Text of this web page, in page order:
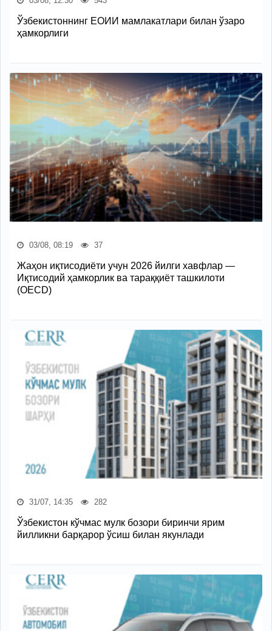
Ўзбекистоннинг ЕОИИ мамлакатлари билан ўзаро
ҳамкорлиги
03/08, 08:19 37
Жаҳон иқтисодиёти учун 2026 йилги хавфлар —
Иқтисодий ҳамкорлик ва тараққиёт ташкилоти
(OECD)
31/07, 14:35 282
Ўзбекистон кўчмас мулк бозори биринчи ярим
йилликни барқарор ўсиш билан якунлади